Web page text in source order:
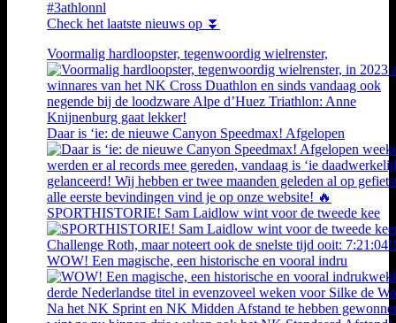
#3athlonnl
Check het laatste nieuws op ⏬
Voormalig hardloopster, tegenwoordig wielrenster,
Daar is ‘ie: de nieuwe Canyon Speedmax! Afgelopen
SPORTHISTORIE! Sam Laidlow wint voor de tweede kee
WOW! Een magische, een historische en vooral indru